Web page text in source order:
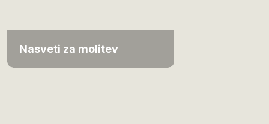
Nasveti za molitev